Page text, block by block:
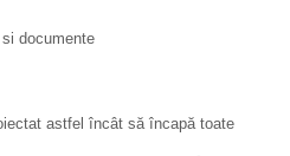
documente
astfel încât să încapă toate